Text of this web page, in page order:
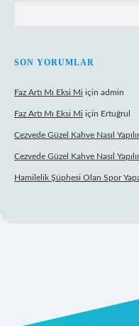
SON YORUMLAR
Faz Artı Mı Eksi Mi için admin
Faz Artı Mı Eksi Mi için Ertuğrul
Cezvede Güzel Kahve Nasıl Yapılır
Cezvede Güzel Kahve Nasıl Yapılır
Hamilelik Şüphesi Olan Spor